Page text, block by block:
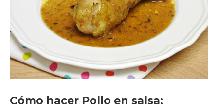
Cómo hacer Pollo en salsa: